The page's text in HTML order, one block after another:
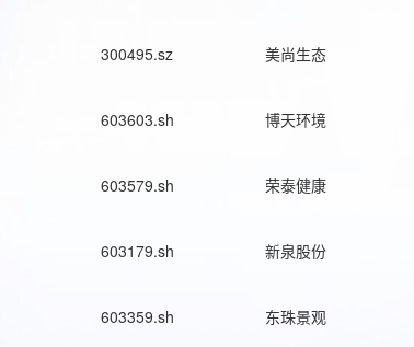
300495.sz 美尚生态
603603.sh 博天环境
603579.sh 荣泰健康
603179.sh 新泉股份
603359.sh 东珠景观